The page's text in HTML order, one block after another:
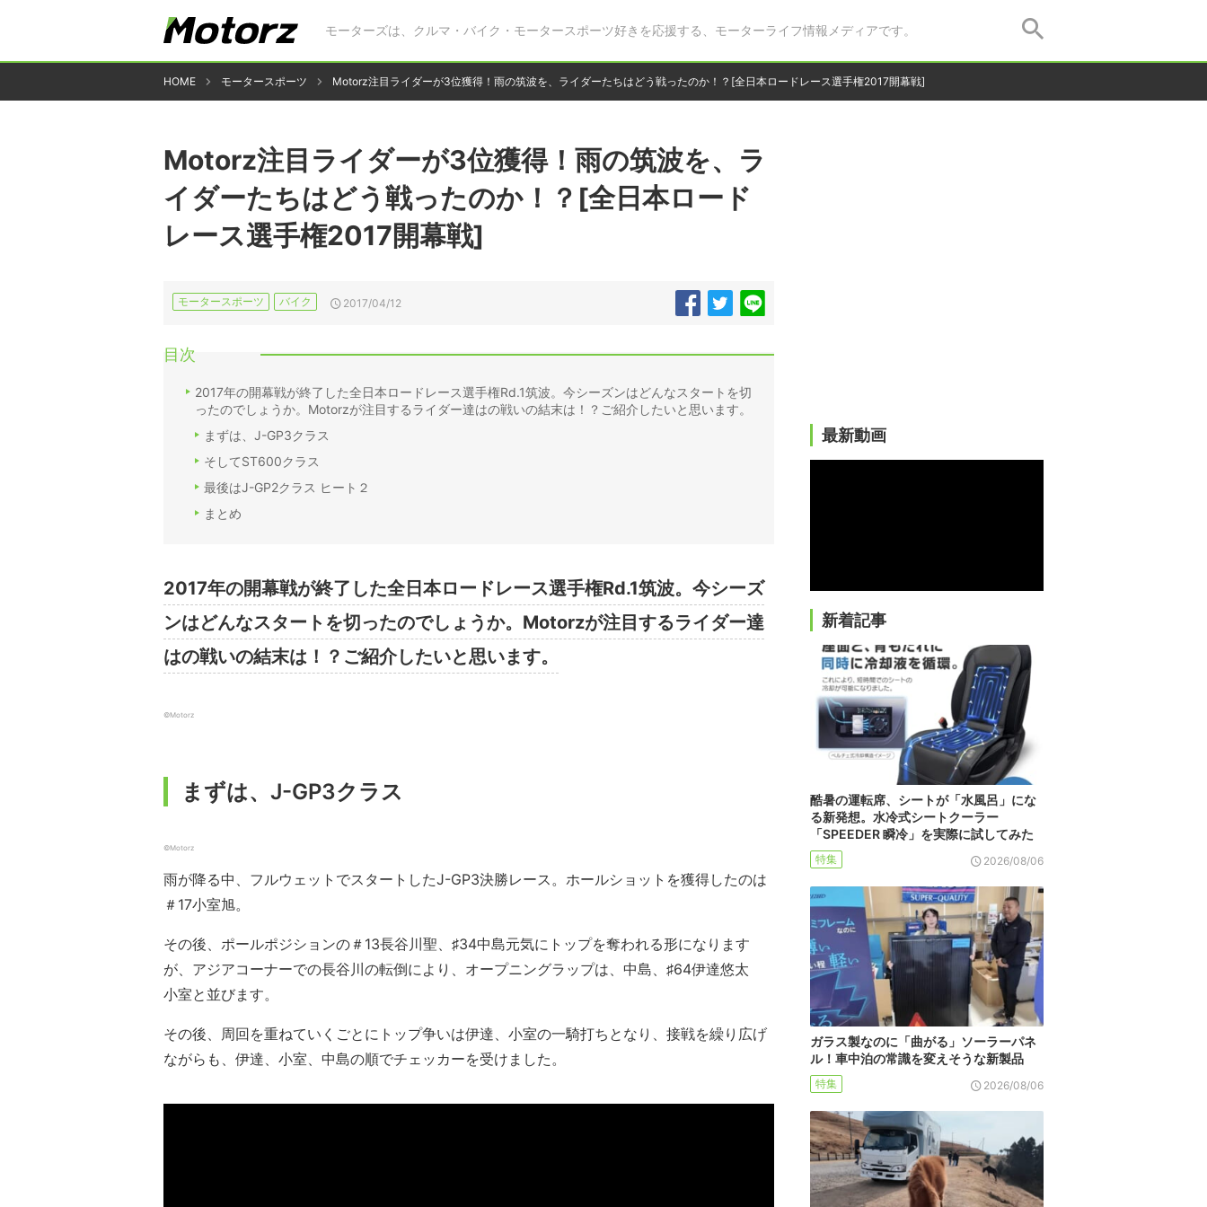
モーターズは、クルマ・バイク・モータースポーツ好きを応援する、モーターライフ情報メディアです。
HOME モータースポーツ Motorz注目ライダーが3位獲得！雨の筑波を、ライダーたちはどう戦ったのか！？[全日本ロードレース選手権2017開幕戦]
Motorz注目ライダーが3位獲得！雨の筑波を、ラ
イダーたちはどう戦ったのか！？[全日本ロード
レース選手権2017開幕戦]
モータースポーツ バイク 2017/04/12
目次
2017年の開幕戦が終了した全日本ロードレース選手権Rd.1筑波。今シーズンはどんなスタートを切
ったのでしょうか。Motorzが注目するライダー達はの戦いの結末は！？ご紹介したいと思います。
まずは、J-GP3クラス
そしてST600クラス
最後はJ-GP2クラス ヒート２
まとめ
2017年の開幕戦が終了した全日本ロードレース選手権Rd.1筑波。今シーズ
ンはどんなスタートを切ったのでしょうか。Motorzが注目するライダー達
はの戦いの結末は！？ご紹介したいと思います。
©Motorz
まずは、J-GP3クラス
©Motorz
雨が降る中、フルウェットでスタートしたJ-GP3決勝レース。ホールショットを獲得したのは
＃17小室旭。
その後、ポールポジションの＃13長谷川聖、♯34中島元気にトップを奪われる形になります
が、アジアコーナーでの長谷川の転倒により、オープニングラップは、中島、♯64伊達悠太
小室と並びます。
その後、周回を重ねていくごとにトップ争いは伊達、小室の一騎打ちとなり、接戦を繰り広げ
ながらも、伊達、小室、中島の順でチェッカーを受けました。
最新動画
新着記事
酷暑の運転席、シートが「水風呂」にな
る新発想。水冷式シートクーラー
「SPEEDER 瞬冷」を実際に試してみた
特集 2026/08/06
ガラス製なのに「曲がる」ソーラーパネ
ル！車中泊の常識を変えそうな新製品
特集 2026/08/06